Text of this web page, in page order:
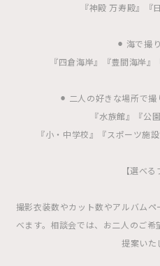
『神殿 万寿殿』『
⚫︎ 海で撮
『四倉海岸』『豊間海岸』
⚫︎ 二人の好きな場所で
『水族館』『公
『小・中学校』『スポーツ施
【選べる
撮影衣装数やカット数やアルバム
べます。相談会では、お二人のご
提案いた